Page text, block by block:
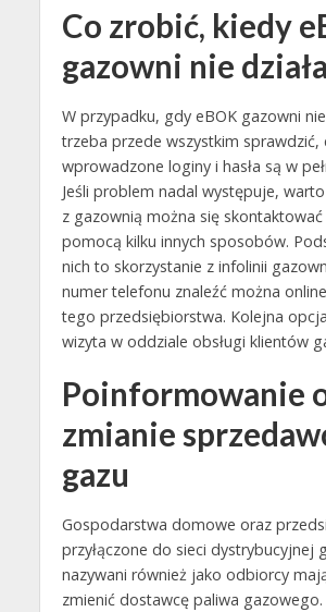
Co zrobić, kiedy
gazowni nie
W przypadku, gdy eBOK gazowni nie
trzeba przede wszystkim sprawdzić,
wprowadzone loginy i hasła są w
Jeśli problem nadal występuje,
z gazownią można się skontaktować
pomocą kilku innych sposobów.
nich to skorzystanie z infolinii
numer telefonu znaleźć można
tego przedsiębiorstwa. Kolejna
wizyta w oddziale obsługi klientów
Poinformowanie
zmianie
gazu
Gospodarstwa domowe oraz
przyłączone do sieci dystrybucyjnej
nazywani również jako odbiorcy
zmienić dostawcę paliwa gazowego.